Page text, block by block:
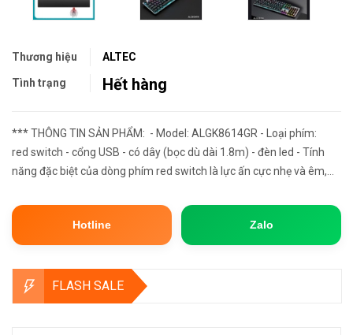
Thương hiệu ALTEC
Tình trạng Hết hàng
*** THÔNG TIN SẢN PHẨM: - Model: ALGK8614GR - Loại phím:
red switch - cổng USB - có dây (bọc dù dài 1.8m) - đèn led - Tính
năng đặc biệt của dòng phím red switch là lực ấn cực nhẹ và êm,
Hotline Zalo
FLASH SALE